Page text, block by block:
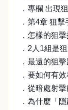
．專欄 出現
．第4章 狙
．怎樣的狙
．2人1組是
．最遠的狙
．要如何有
．從暗處射
．為什麼「